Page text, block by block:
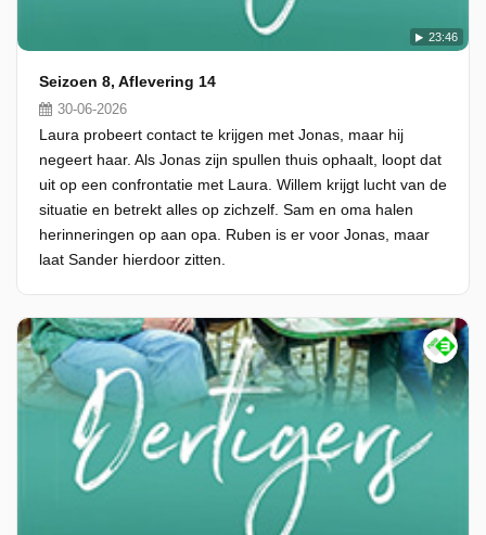
23:46
Seizoen 8, Aflevering 14
30-06-2026
Laura probeert contact te krijgen met Jonas, maar hij
negeert haar. Als Jonas zijn spullen thuis ophaalt, loopt dat
uit op een confrontatie met Laura. Willem krijgt lucht van de
situatie en betrekt alles op zichzelf. Sam en oma halen
herinneringen op aan opa. Ruben is er voor Jonas, maar
laat Sander hierdoor zitten.